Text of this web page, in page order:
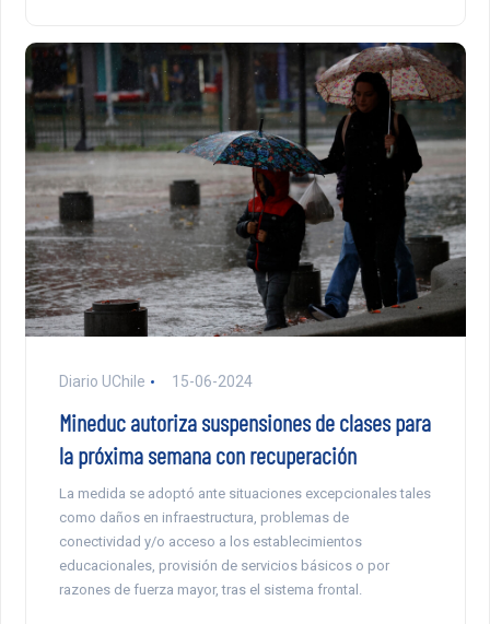
Diario UChile 15-06-2024
Mineduc autoriza suspensiones de clases para
la próxima semana con recuperación
La medida se adoptó ante situaciones excepcionales tales
como daños en infraestructura, problemas de
conectividad y/o acceso a los establecimientos
educacionales, provisión de servicios básicos o por
razones de fuerza mayor, tras el sistema frontal.